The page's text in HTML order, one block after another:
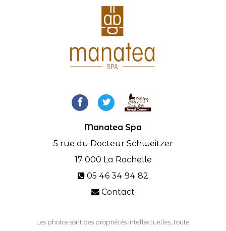
Manatea Spa
5 rue du Docteur Schweitzer
17 000 La Rochelle
05 46 34 94 82
Contact
Les photos sont des propriétés intellectuelles, toute